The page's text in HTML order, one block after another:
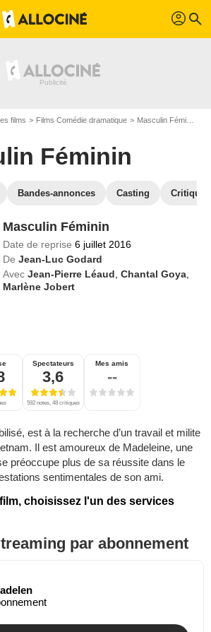
profil search
films Films Comédie dramatique Masculin Féminin
Féminin
Bandes-annonces Casting
Masculin Féminin
Date de reprise 6 juillet 2016
De Jean-Luc Godard
Avec Jean-Pierre Léaud ,Chantal Goya
Marlène Jobert
Spectateurs
3,6
592 notes, 48 critiques
Mes amis
--
est à la recherche d’un travail et milite
Il est amoureux de Madeleine, une
préoccupe plus de sa réussite dans le
sentimentales de son ami.
choisissez l'un des services
par abonnement